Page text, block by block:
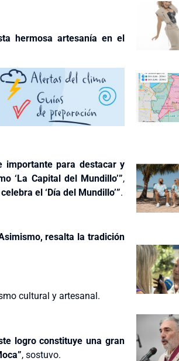
hermosa artesanía en el
importante para destacar y
‘La Capital del Mundillo’”,
el ‘Día del Mundillo’”.
resalta la tradición
cultural y artesanal.
logro constituye una gran
, sostuvo.